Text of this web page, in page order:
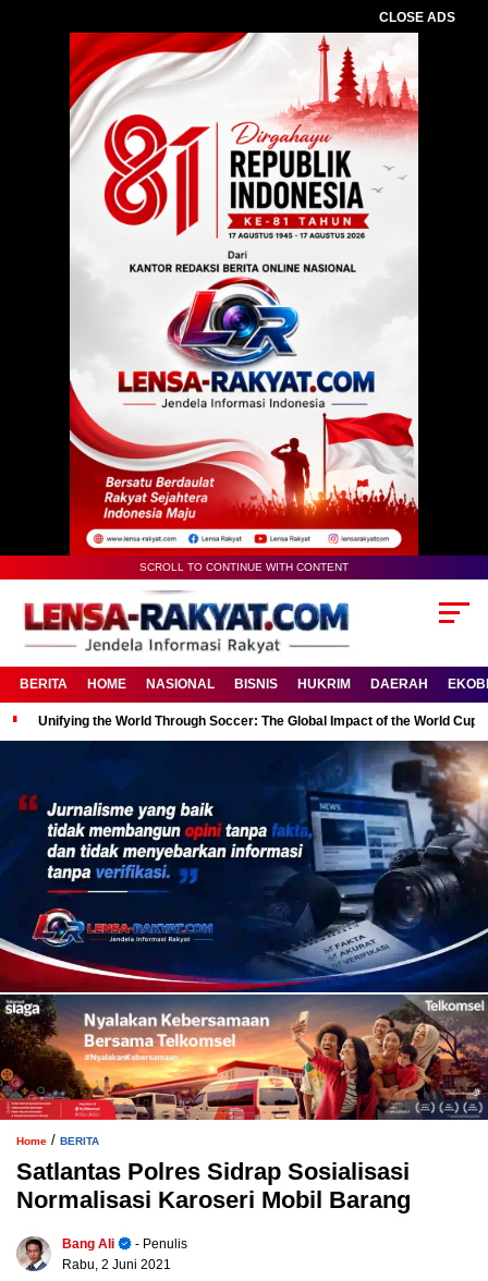
CLOSE ADS
SCROLL TO CONTINUE WITH CONTENT
BERITA HOME NASIONAL BISNIS HUKRIM DAERAH
Unifying the World Through Soccer: The Global Impact of the World Cup
Home / BERITA
Satlantas Polres Sidrap Sosialisasi
Normalisasi Karoseri Mobil Barang
Bang Ali
- Penulis
Rabu, 2 Juni 2021